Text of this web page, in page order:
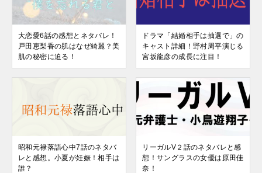
大恋愛6話の感想とネタバレ！
戸田恵梨香の肌はなぜ綺麗？美
肌の秘密に迫る！
ドラマ「結婚相手は抽選で」の
キャスト詳細！野村周平演じる
宮坂龍彦の成長に注目！
昭和元禄落語心中7話のネタバ
レと感想。小夏が妊娠！相手は
誰？
リーガルV２話のネタバレと感
想！サングラスの女優は原田佳
奈！